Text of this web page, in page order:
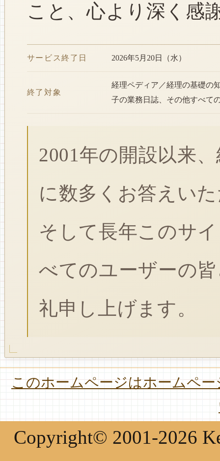
こと、心より深く感
サービス終了日 2026年5月20日（水）
終了対象
経理ペディア／経理の基礎の
子の業務日誌、その他すべて
2001年の開設以来
に数多くお答えい
そして長年このサ
べてのユーザーの
礼申し上げます。
このホームページはホームペ
Copyright© 2001-2026